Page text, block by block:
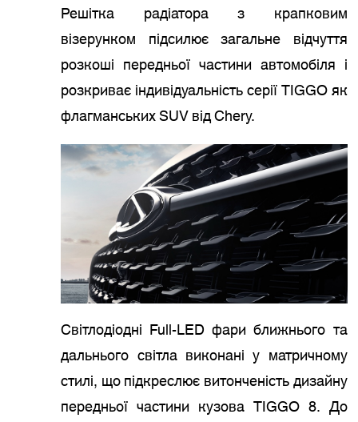
Решітка радіатора з крапковим
візерунком підсилює загальне відчуття
розкоші передньої частини автомобіля і
розкриває індивідуальність серії TIGGO як
флагманських SUV від Chery.
Світлодіодні Full-LED фари ближнього та
дальнього світла виконані у матричному
стилі, що підкреслює витонченість дизайну
передньої частини кузова TIGGO 8. До